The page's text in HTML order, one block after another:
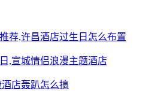
荐,许昌酒店过生日怎么布置
,宣城情侣浪漫主题酒店
店轰趴怎么搞